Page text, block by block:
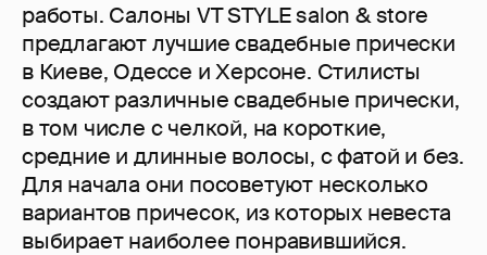
работы. Салоны VT STYLE salon & store
предлагают лучшие свадебные прически
в Киеве, Одессе и Херсоне. Стилисты
создают различные свадебные прически,
в том числе с челкой, на короткие,
средние и длинные волосы, с фатой и без.
Для начала они посоветуют несколько
вариантов причесок, из которых невеста
выбирает наиболее понравившийся.